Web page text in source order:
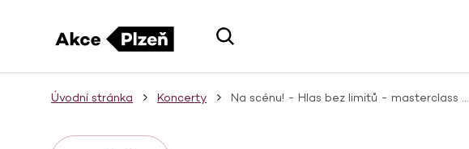
Úvodní stránka Koncerty Na scénu! - Hlas bez limitů - masterclass …